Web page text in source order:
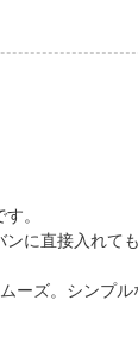
。
に直接入れて
ーズ。シンプ